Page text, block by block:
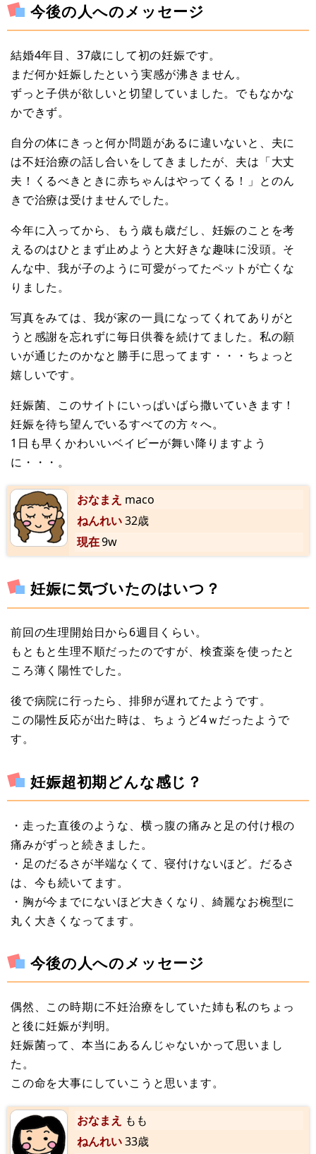
今後の人へのメッセージ
結婚4年目、37歳にして初の妊娠です。
まだ何か妊娠したという実感が沸きません。
ずっと子供が欲しいと切望していました。でもなかな
かできず。
自分の体にきっと何か問題があるに違いないと、夫に
は不妊治療の話し合いをしてきましたが、夫は「大丈
夫！くるべきときに赤ちゃんはやってくる！」とのん
きで治療は受けませんでした。
今年に入ってから、もう歳も歳だし、妊娠のことを考
えるのはひとまず止めようと大好きな趣味に没頭。そ
んな中、我が子のように可愛がってたペットが亡くな
りました。
写真をみては、我が家の一員になってくれてありがと
うと感謝を忘れずに毎日供養を続けてました。私の願
いが通じたのかなと勝手に思ってます・・・ちょっと
嬉しいです。
妊娠菌、このサイトにいっぱいばら撒いていきます！
妊娠を待ち望んでいるすべての方々へ。
1日も早くかわいいベイビーが舞い降りますよう
に・・・。
おなまえ maco
ねんれい32歳
現在9w
妊娠に気づいたのはいつ？
前回の生理開始日から6週目くらい。
もともと生理不順だったのですが、検査薬を使ったと
ころ薄く陽性でした。
後で病院に行ったら、排卵が遅れてたようです。
この陽性反応が出た時は、ちょうど4ｗだったようで
す。
妊娠超初期どんな感じ？
・走った直後のような、横っ腹の痛みと足の付け根の
痛みがずっと続きました。
・足のだるさが半端なくて、寝付けないほど。だるさ
は、今も続いてます。
・胸が今までにないほど大きくなり、綺麗なお椀型に
丸く大きくなってます。
今後の人へのメッセージ
偶然、この時期に不妊治療をしていた姉も私のちょっ
と後に妊娠が判明。
妊娠菌って、本当にあるんじゃないかって思いまし
た。
この命を大事にしていこうと思います。
おなまえ もも
ねんれい33歳